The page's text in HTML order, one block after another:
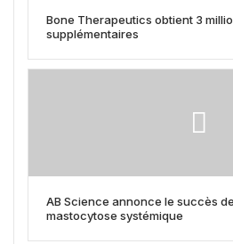
Bone Therapeutics obtient 3
supplémentaires
AB Science annonce le succès
mastocytose systémique